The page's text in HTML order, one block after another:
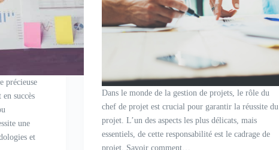
précieuse
succès
une
et
Dans le monde de la gestion de projets, le rôle du
chef de projet est crucial pour garantir la réussite du
projet. L’un des aspects les plus délicats, mais
essentiels, de cette responsabilité est le cadrage de
projet. Savoir comment…